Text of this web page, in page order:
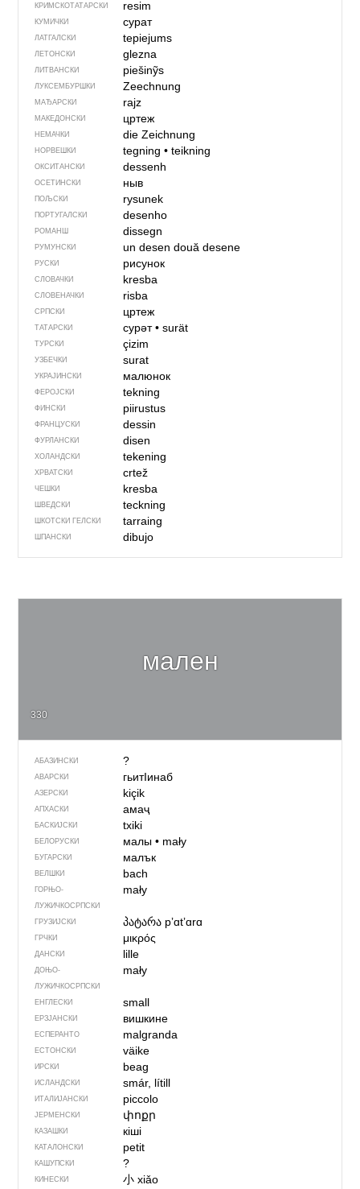
КРИМСКОТАТАРСКИ resim
КУМИЧКИ сурат
ЛАТГАЛСКИ tepiejums
ЛЕТОНСКИ glezna
ЛИТВАНСКИ piešinỹs
ЛУКСЕМБУРШКИ Zeechnung
МАЂАРСКИ rajz
МАКЕДОНСКИ цртеж
НЕМАЧКИ die Zeichnung
НОРВЕШКИ tegning• teikning
ОКСИТАНСКИ dessenh
ОСЕТИНСКИ ныв
ПОЉСКИ rysunek
ПОРТУГАЛСКИ desenho
РОМАНШ dissegn
РУМУНСКИ un desendouă desene
РУСКИ рисунок
СЛОВАЧКИ kresba
СЛОВЕНАЧКИ risba
СРПСКИ цртеж
ТАТАРСКИ сурәт• surät
ТУРСКИ çizim
УЗБЕЧКИ surat
УКРАЈИНСКИ малюнок
ФЕРОЈСКИ tekning
ФИНСКИ piirustus
ФРАНЦУСКИ dessin
ФУРЛАНСКИ disen
ХОЛАНДСКИ tekening
ХРВАТСКИ crtež
ЧЕШКИ kresba
ШВЕДСКИ teckning
ШКОТСКИ ГЕЛСКИ tarraing
ШПАНСКИ dibujo
мален
330
АБАЗИНСКИ ?
АВАРСКИ гьитIинаб
АЗЕРСКИ kiçik
АПХАСКИ амаҷ
БАСКИЈСКИ txiki
БЕЛОРУСКИ малы• mały
БУГАРСКИ малък
ВЕЛШКИ bach
ГОРЊО­
ЛУЖИЧКОСРПСКИ
mały
ГРУЗИЈСКИ პატარა pʼɑtʼɑrɑ
ГРЧКИ μικρός
ДАНСКИ lille
ДОЊО­
ЛУЖИЧКОСРПСКИ
mały
ЕНГЛЕСКИ small
ЕРЗЈАНСКИ вишкине
ЕСПЕРАНТО malgranda
ЕСТОНСКИ väike
ИРСКИ beag
ИСЛАНДСКИ smár, lítill
ИТАЛИЈАНСКИ piccolo
ЈЕРМЕНСКИ փոքր
КАЗАШКИ кіші
КАТАЛОНСКИ petit
КАШУПСКИ ?
КИНЕСКИ 小xiǎo